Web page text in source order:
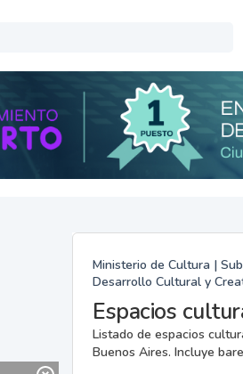
Ministerio de Cultura |
Desarrollo Cultural y
Espacios
Listado de espacios
Buenos Aires. Incluye